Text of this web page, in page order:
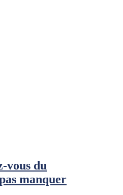
manquer